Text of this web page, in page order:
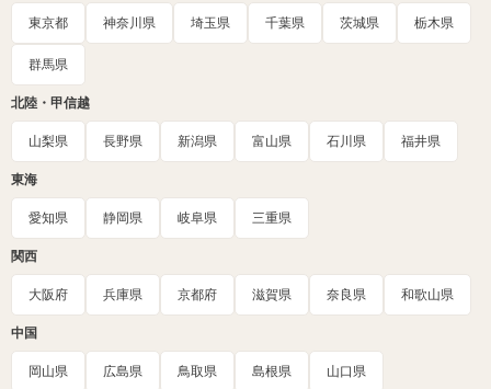
東京都 神奈川県 埼玉県 千葉県 茨城県 栃木県
群馬県
北陸・甲信越
山梨県 長野県 新潟県 富山県 石川県 福井県
東海
愛知県 静岡県 岐阜県 三重県
関西
大阪府 兵庫県 京都府 滋賀県 奈良県 和歌山県
中国
岡山県 広島県 鳥取県 島根県 山口県